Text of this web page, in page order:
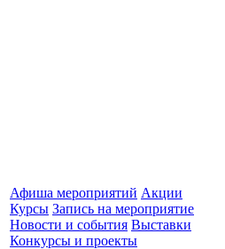
Афиша мероприятий Акции
Курсы Запись на мероприятие
Новости и события Выставки
Конкурсы и проекты